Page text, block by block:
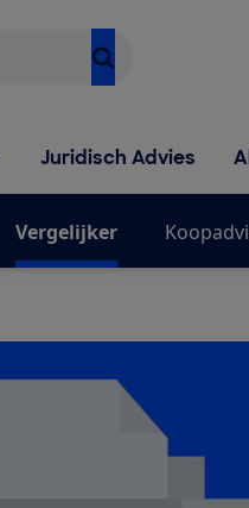
Juridisch Advies
Vergelijker